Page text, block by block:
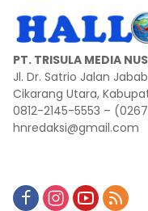
PT. TRISULA MEDIA
Jl. Dr. Satrio Jalan
Cikarang Utara,
0812-2145-5553 –
hnredaksi@gmail.com